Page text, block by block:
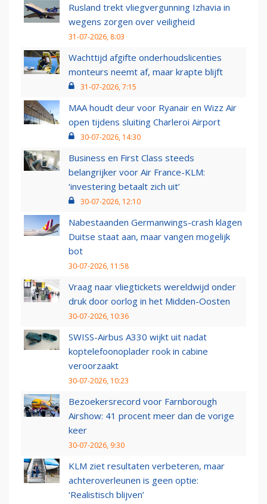
Rusland trekt vliegvergunning Izhavia in
wegens zorgen over veiligheid
31-07-2026, 8:03
Wachttijd afgifte onderhoudslicenties
monteurs neemt af, maar krapte blijft
31-07-2026, 7:15
MAA houdt deur voor Ryanair en Wizz Air
open tijdens sluiting Charleroi Airport
30-07-2026, 14:30
Business en First Class steeds
belangrijker voor Air France-KLM:
‘investering betaalt zich uit’
30-07-2026, 12:10
Nabestaanden Germanwings-crash klagen
Duitse staat aan, maar vangen mogelijk
bot
30-07-2026, 11:58
Vraag naar vliegtickets wereldwijd onder
druk door oorlog in het Midden-Oosten
30-07-2026, 10:36
SWISS-Airbus A330 wijkt uit nadat
koptelefoonoplader rook in cabine
veroorzaakt
30-07-2026, 10:23
Bezoekersrecord voor Farnborough
Airshow: 41 procent meer dan de vorige
keer
30-07-2026, 9:30
KLM ziet resultaten verbeteren, maar
achteroverleunen is geen optie:
‘Realistisch blijven’